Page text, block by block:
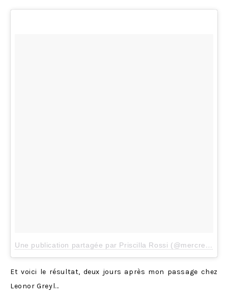
Une publication partagée par Priscilla Rossi (@mercredieblog)
Et voici le résultat, deux jours après mon passage chez
Leonor Greyl…